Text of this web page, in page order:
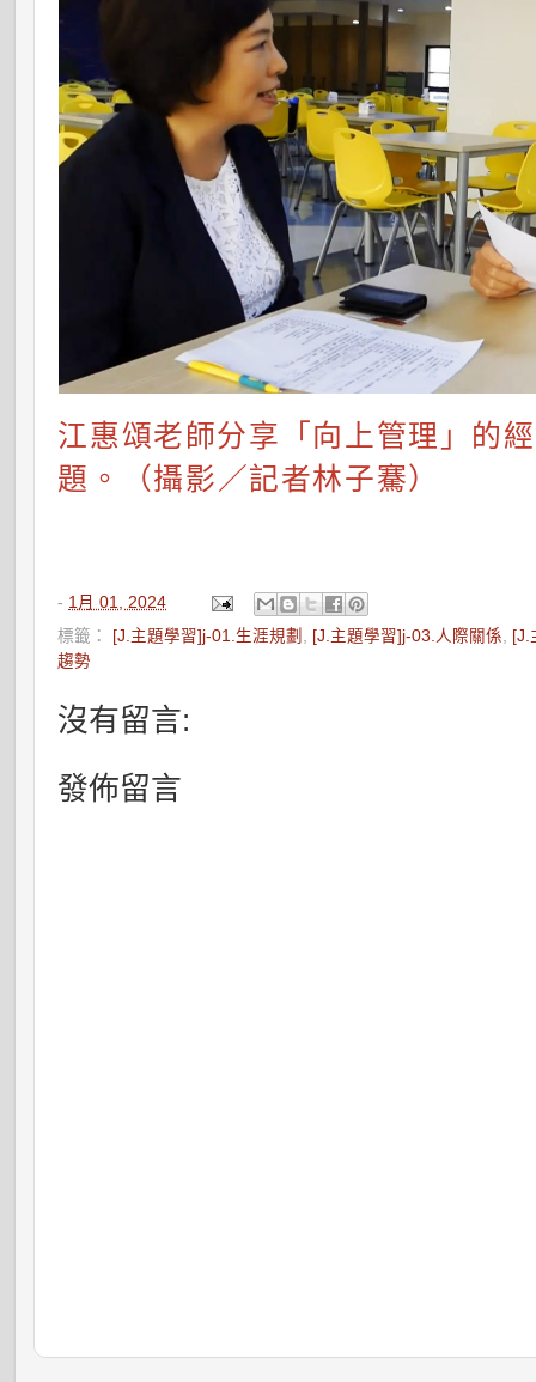
江惠頌老師分享
「向上管理」的
題 。（攝影／記者林子騫）
- 1月 01, 2024
標籤： [J.主題學習]j-01.生涯規劃 [J.主題學習]j-03.人際關係
[J.
趨勢
沒有留言:
發佈留言